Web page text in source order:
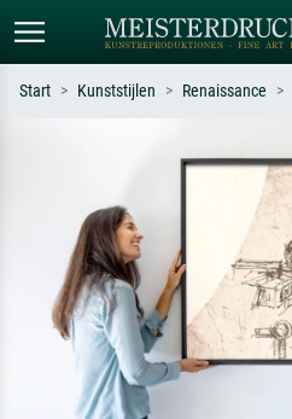
Monet, Sterrennacht, impressionisme,
Hokusai-golf, naakt.
Start Kunststijlen Renaissance